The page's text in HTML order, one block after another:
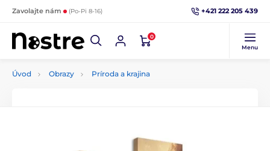
Zavolajte nám (Po-Pi 8-16) +421 222 205 439
0
Menu
Úvod Obrazy Príroda a krajina